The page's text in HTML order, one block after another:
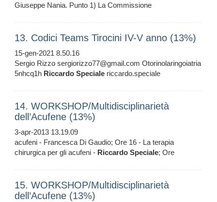
Giuseppe Nania. Punto 1) La Commissione
13. Codici Teams Tirocini IV-V anno (13%)
15-gen-2021 8.50.16
Sergio Rizzo sergiorizzo77@gmail.com Otorinolaringoiatria
5nhcq1h Riccardo Speciale riccardo.speciale
14. WORKSHOP/Multidisciplinarietà
dell’Acufene (13%)
3-apr-2013 13.19.09
acufeni - Francesca Di Gaudio; Ore 16 - La terapia
chirurgica per gli acufeni - Riccardo Speciale; Ore
15. WORKSHOP/Multidisciplinarietà
dell’Acufene (13%)